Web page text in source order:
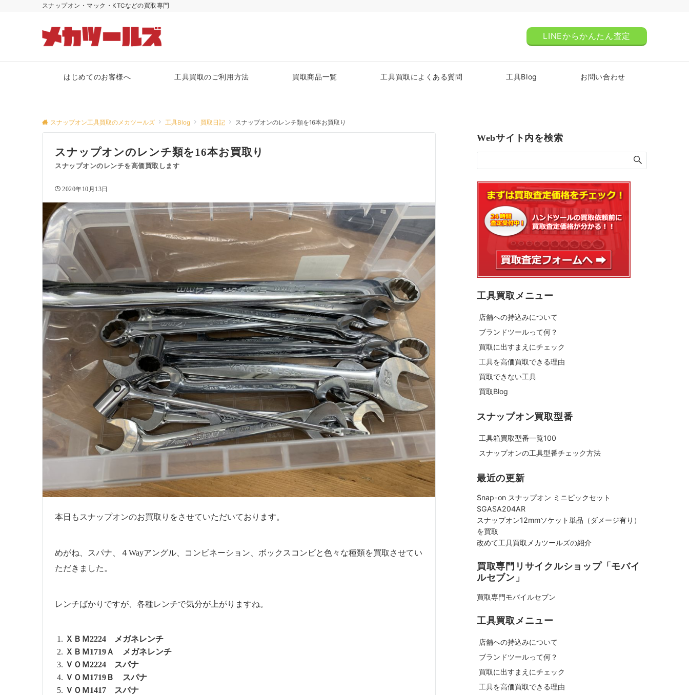
スナップオン・マック・KTCなどの買取専門
LINEからかんたん査定
はじめてのお客様へ 工具買取のご利用方法 買取商品一覧 工具買取によくある質問 工具Blog お問い合わせ
スナップオン工具買取のメカツールズ 工具Blog 買取日記 スナップオンのレンチ類を16本お買取り
スナップオンのレンチ類を16本お買取り
スナップオンのレンチを高価買取します
2020年10月13日
本日もスナップオンのお買取りをさせていただいております。
めがね、スパナ、４Wayアングル、コンビネーション、ボックスコンビと色々な種類を買取させてい
ただきました。
レンチばかりですが、各種レンチで気分が上がりますね。
ＸＢＭ2224 メガネレンチ
ＸＢＭ1719Ａ メガネレンチ
ＶＯＭ2224 スパナ
ＶＯＭ1719Ｂ スパナ
ＶＯＭ1417 スパナ
Webサイト内を検索
工具買取メニュー
店舗への持込みについて
ブランドツールって何？
買取に出すまえにチェック
工具を高価買取できる理由
買取できない工具
買取Blog
スナップオン買取型番
工具箱買取型番一覧100
スナップオンの工具型番チェック方法
最近の更新
Snap-on スナップオン ミニピックセット
SGASA204AR
スナップオン12mmソケット単品（ダメージ有り）
を買取
改めて工具買取メカツールズの紹介
買取専門リサイクルショップ「モバイ
ルセブン」
買取専門モバイルセブン
工具買取メニュー
店舗への持込みについて
ブランドツールって何？
買取に出すまえにチェック
工具を高価買取できる理由